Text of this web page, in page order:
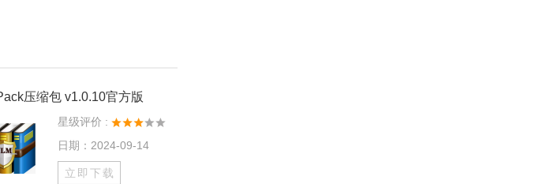
压缩包 v1.0.10官方版
星级评价 :
日期：2024-09-14
立即下载